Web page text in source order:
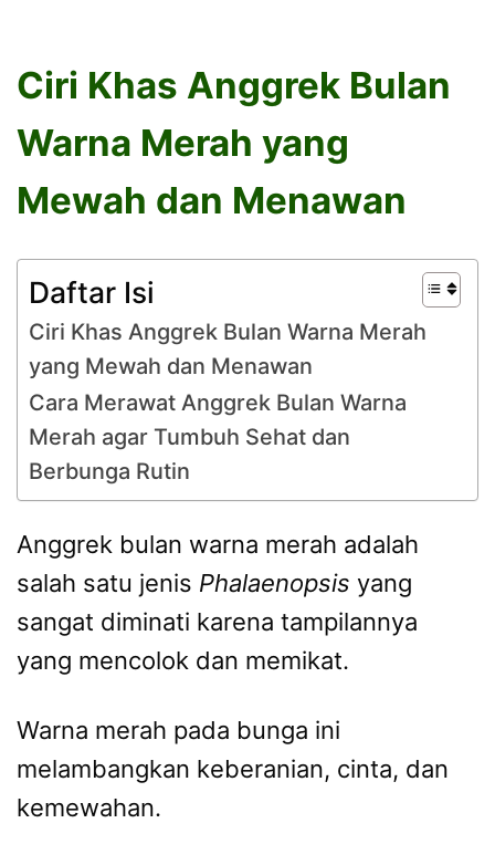
Ciri Khas Anggrek Bulan
Warna Merah yang
Mewah dan Menawan
Daftar Isi
Ciri Khas Anggrek Bulan Warna Merah
yang Mewah dan Menawan
Cara Merawat Anggrek Bulan Warna
Merah agar Tumbuh Sehat dan
Berbunga Rutin
Anggrek bulan warna merah adalah
salah satu jenis Phalaenopsis yang
sangat diminati karena tampilannya
yang mencolok dan memikat.
Warna merah pada bunga ini
melambangkan keberanian, cinta, dan
kemewahan.